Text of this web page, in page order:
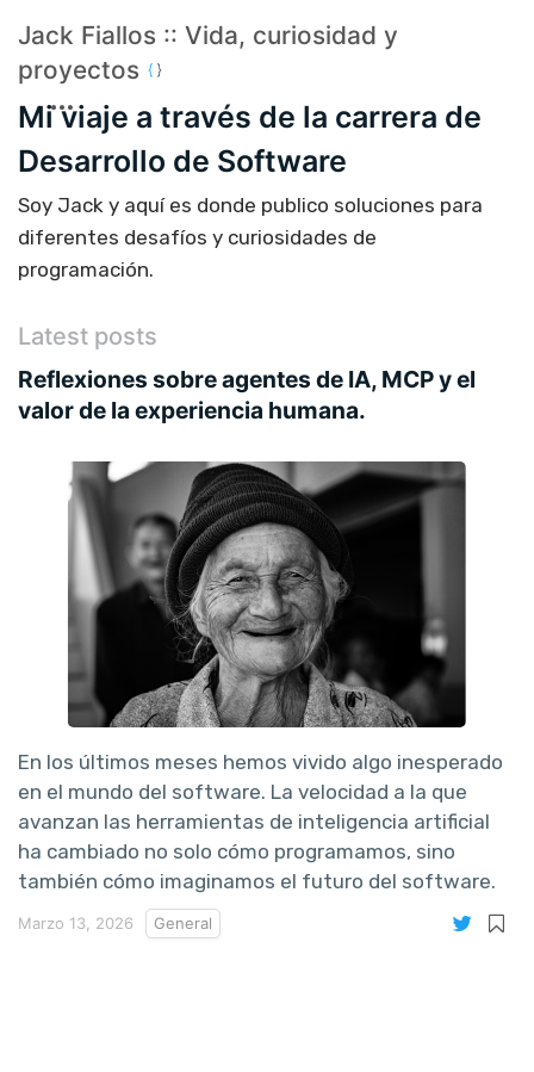
Jack Fiallos :: Vida, curiosidad y
proyectos
Mi viaje a través de la carrera de
Desarrollo de Software
Soy Jack y aquí es donde publico soluciones para
diferentes desafíos y curiosidades de
programación.
Latest posts
Reflexiones sobre agentes de IA, MCP y el
valor de la experiencia humana.
En los últimos meses hemos vivido algo inesperado
en el mundo del software. La velocidad a la que
avanzan las herramientas de inteligencia artificial
ha cambiado no solo cómo programamos, sino
también cómo imaginamos el futuro del software.
Marzo 13, 2026 General